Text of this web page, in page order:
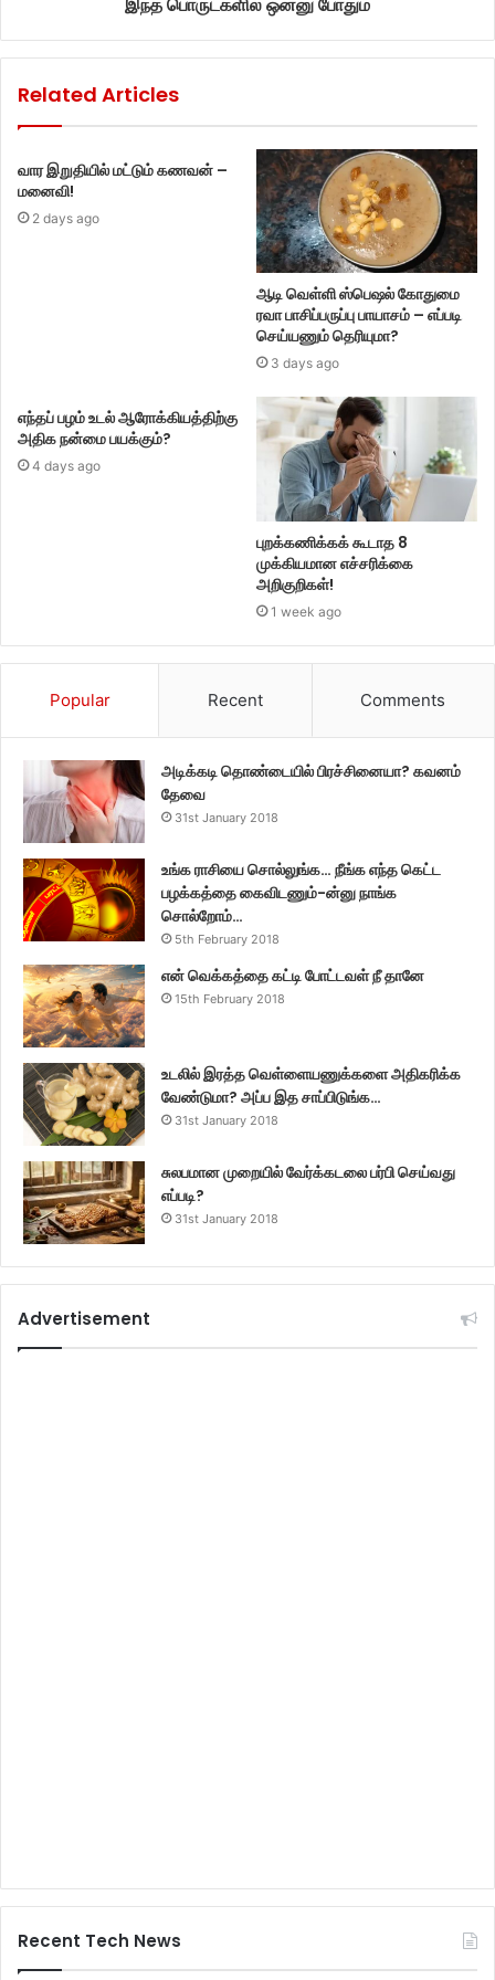
Related Articles
வார இறுதியில் மட்டும் கணவன் –
மனைவி!
2 days ago
ஆடி வெள்ளி ஸ்பெஷல் கோதுமை
ரவா பாசிப்பருப்பு பாயாசம் – எப்படி
செய்யணும் தெரியுமா?
3 days ago
எந்தப் பழம் உடல் ஆரோக்கியத்திற்கு
அதிக நன்மை பயக்கும்?
4 days ago
புறக்கணிக்கக் கூடாத 8
முக்கியமான எச்சரிக்கை
அறிகுறிகள்!
1 week ago
Popular Recent Comments
அடிக்கடி தொண்டையில் பிரச்சினையா? கவனம்
தேவை
31st January 2018
உங்க ராசியை சொல்லுங்க… நீங்க எந்த கெட்ட
பழக்கத்தை கைவிடணும்-ன்னு நாங்க
சொல்றோம்…
5th February 2018
என் வெக்கத்தை கட்டி போட்டவள் நீ தானே
15th February 2018
உடலில் இரத்த வெள்ளையணுக்களை அதிகரிக்க
வேண்டுமா? அப்ப இத சாப்பிடுங்க…
31st January 2018
சுலபமான முறையில் வேர்க்கடலை பர்பி செய்வது
எப்படி?
31st January 2018
Advertisement
Recent Tech News